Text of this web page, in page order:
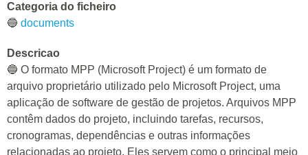
Categoria do ficheiro
🔵 documents
Descricao
🔵 O formato MPP (Microsoft Project) é um formato de
arquivo proprietário utilizado pelo Microsoft Project, uma
aplicação de software de gestão de projetos. Arquivos MPP
contêm dados do projeto, incluindo tarefas, recursos,
cronogramas, dependências e outras informações
relacionadas ao projeto. Eles servem como o principal meio